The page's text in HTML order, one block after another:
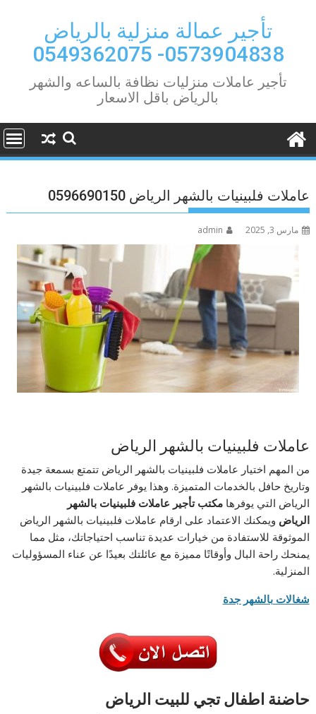
تأجير عمالة منزلية بالرياض
0573904838- 0549362075
تأجير عاملات منزليات نظافة بالساعه والشهر
بالرياض باقل الاسعار
عاملات فلبينيات بالشهر الرياض 0596690150
مارس 3, 2025 admin
عاملات فلبينيات بالشهر الرياض
من المهم اختيار عاملات فلبينيات بالشهر الرياض تتمتع بسمعة جيدة
وتاريخ حافل بالخدمات المتميزة. وهذا يوفر عاملات فلبينيات بالشهر
الرياض التي يوفرهامكتب تأجير عاملات فلبينيات بالشهر
الرياض ويمكنك الاعتماد على ارقام عاملات فلبينيات بالشهر الرياض
الموثوقة للاستفادة من خيارات عديدة تناسب احتياجاتك، مثل مما
يمنحك راحة البال وأوقاتًا مميزة مع عائلتك بعيدًا عن عناء المسؤوليات
المنزلية.
شغالات بالشهر جدة
حاضنة اطفال تجي للبيت الرياض